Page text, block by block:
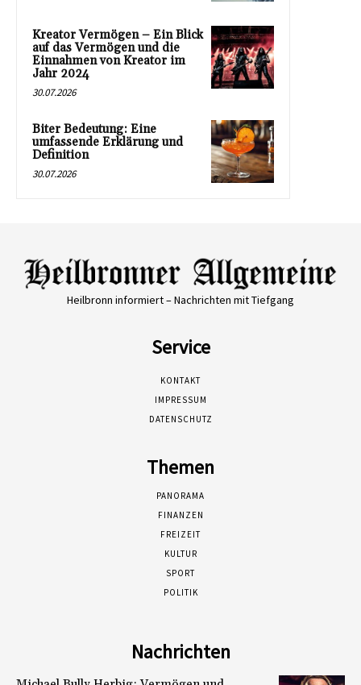
Kreator Vermögen – Ein Blick
auf das Vermögen und die
Einnahmen von Kreator im
Jahr 2024
30.07.2026
Biter Bedeutung: Eine
umfassende Erklärung und
Definition
30.07.2026
Heilbronn informiert – Nachrichten mit Tiefgang
Service
KONTAKT
IMPRESSUM
DATENSCHUTZ
Themen
PANORAMA
FINANZEN
FREIZEIT
KULTUR
SPORT
POLITIK
Nachrichten